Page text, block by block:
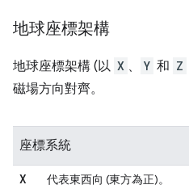
地球座標架構
地球座標架構 (以 X 、 Y 和 Z
磁場方向對齊。
座標系統
X 代表東西向 (東方為正)。